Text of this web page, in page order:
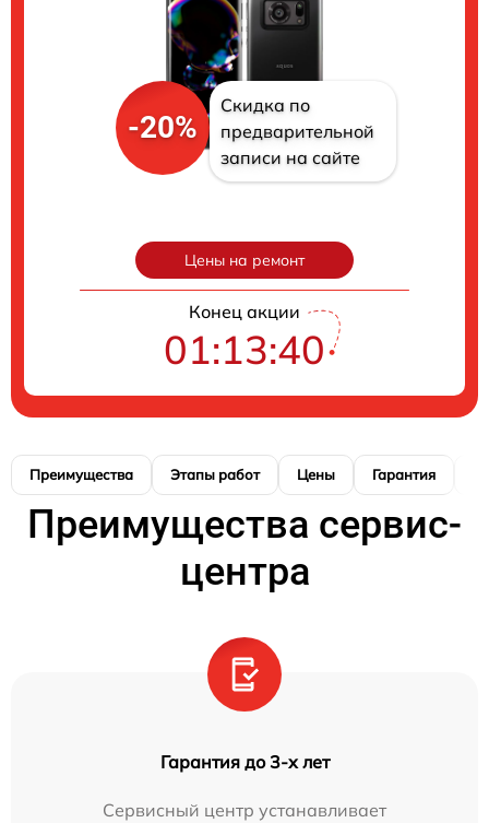
-20%
Скидка по
предварительной
записи на сайте
Цены на ремонт
Конец акции
01:13:40
Преимущества Этапы работ Цены Гарантия
Преимущества сервис-
центра
Гарантия до 3-х лет
Сервисный центр устанавливает